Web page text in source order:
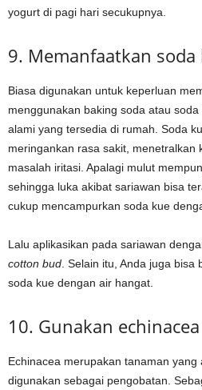
yogurt di pagi hari secukupnya.
9. Memanfaatkan soda
Biasa digunakan untuk keperluan
menggunakan baking soda atau
alami yang tersedia di rumah. Soda
meringankan rasa sakit, menetralkan
masalah iritasi. Apalagi mulut
sehingga luka akibat sariawan bisa
cukup mencampurkan soda kue
Lalu aplikasikan pada sariawan
cotton bud . Selain itu, Anda juga
soda kue dengan air hangat.
10. Gunakan echinacea
Echinacea merupakan tanaman
digunakan sebagai pengobatan.